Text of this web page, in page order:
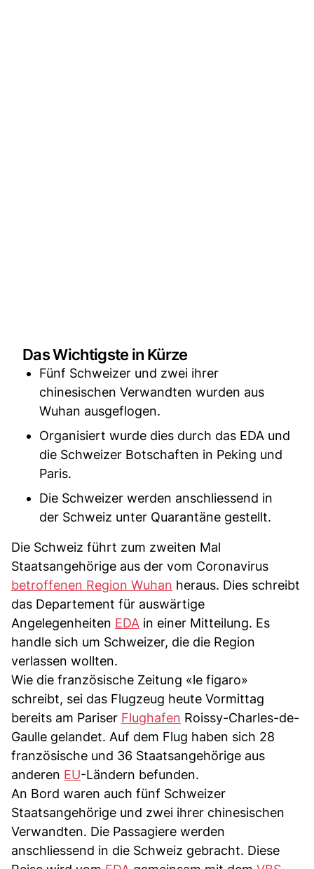
Das Wichtigste in Kürze
Fünf Schweizer und zwei ihrer
chinesischen Verwandten wurden aus
Wuhan ausgeflogen.
Organisiert wurde dies durch das EDA und
die Schweizer Botschaften in Peking und
Paris.
Die Schweizer werden anschliessend in
der Schweiz unter Quarantäne gestellt.
Die Schweiz führt zum zweiten Mal
Staatsangehörige aus der vom Coronavirus
betroffenen Region Wuhan heraus. Dies schreibt
das Departement für auswärtige
Angelegenheiten EDA in einer Mitteilung. Es
handle sich um Schweizer, die die Region
verlassen wollten.
Wie die französische Zeitung «le figaro»
schreibt, sei das Flugzeug heute Vormittag
bereits am Pariser Flughafen Roissy-Charles-de-
Gaulle gelandet. Auf dem Flug haben sich 28
französische und 36 Staatsangehörige aus
anderen EU-Ländern befunden.
An Bord waren auch fünf Schweizer
Staatsangehörige und zwei ihrer chinesischen
Verwandten. Die Passagiere werden
anschliessend in die Schweiz gebracht. Diese